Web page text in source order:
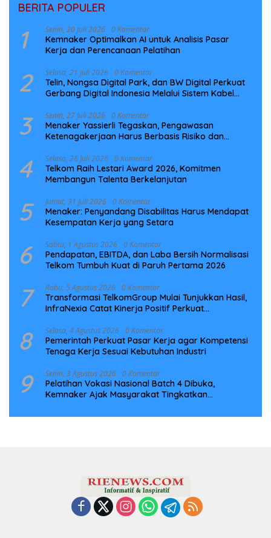
BERITA POPULER
1 Senin, 20 Juli 2026 0 Komentar
Kemnaker Optimalkan AI untuk Analisis Pasar
Kerja dan Perencanaan Pelatihan
2 Selasa, 21 Juli 2026 0 Komentar
Telin, Nongsa Digital Park, dan BW Digital Perkuat
Gerbang Digital Indonesia Melalui Sistem Kabel
3 Senin, 27 Juli 2026 0 Komentar
Menaker Yassierli Tegaskan, Pengawasan
Ketenagakerjaan Harus Berbasis Risiko dan
4 Selasa, 28 Juli 2026 0 Komentar
Telkom Raih Lestari Award 2026, Komitmen
Membangun Talenta Berkelanjutan
5 Jumat, 31 Juli 2026 0 Komentar
Menaker: Penyandang Disabilitas Harus Mendapat
Kesempatan Kerja yang Setara
6 Sabtu, 1 Agustus 2026 0 Komentar
Pendapatan, EBITDA, dan Laba Bersih Normalisasi
Telkom Tumbuh Kuat di Paruh Pertama 2026
7 Rabu, 5 Agustus 2026 0 Komentar
Transformasi TelkomGroup Mulai Tunjukkan Hasil,
InfraNexia Catat Kinerja Positif Perkuat
8 Selasa, 4 Agustus 2026 0 Komentar
Pemerintah Perkuat Pasar Kerja agar Kompetensi
Tenaga Kerja Sesuai Kebutuhan Industri
9 Senin, 3 Agustus 2026 0 Komentar
Pelatihan Vokasi Nasional Batch 4 Dibuka,
Kemnaker Ajak Masyarakat Tingkatkan